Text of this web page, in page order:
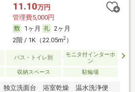
11.10万円
管理費5,000円
1ヶ月
2ヶ月
2階 / 1K（22.05m2）
バス・トイレ別
モニタ付インターホ
ン
収納スペース 駐輪場
独立洗面台 浴室乾燥 温水洗浄便